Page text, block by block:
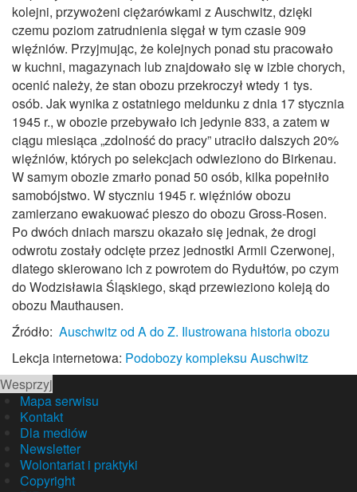
kolejni, przywożeni ciężarówkami z Auschwitz, dzięki
czemu poziom zatrudnienia sięgał w tym czasie 909
więźniów. Przyjmując, że kolejnych ponad stu pracowało
w kuchni, magazynach lub znajdowało się w izbie chorych,
ocenić należy, że stan obozu przekroczył wtedy 1 tys.
osób. Jak wynika z ostatniego meldunku z dnia 17 stycznia
1945 r., w obozie przebywało ich jedynie 833, a zatem w
ciągu miesiąca „zdolność do pracy” utraciło dalszych 20%
więźniów, których po selekcjach odwieziono do Birkenau.
W samym obozie zmarło ponad 50 osób, kilka popełniło
samobójstwo. W styczniu 1945 r. więźniów obozu
zamierzano ewakuować pieszo do obozu Gross‑Rosen.
Po dwóch dniach marszu okazało się jednak, że drogi
odwrotu zostały odcięte przez jednostki Armii Czerwonej,
dlatego skierowano ich z powrotem do Rydułtów, po czym
do Wodzisławia Śląskiego, skąd przewieziono koleją do
obozu Mauthausen.
Źródło: Auschwitz od A do Z. Ilustrowana historia obozu
Lekcja internetowa: Podobozy kompleksu Auschwitz
Wesprzyj
Mapa serwisu
Kontakt
Dla mediów
Newsletter
Wolontariat i praktyki
Copyright